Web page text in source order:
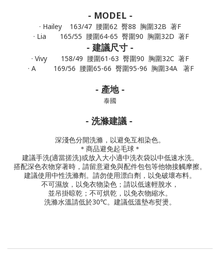
- MODEL -
· Hailey 163/47 腰圍62 臀88 胸圍32B 著F
· Lia 165/55 腰圍64-65 臀圍90 胸圍32D 著F
- 建議尺寸 -
· Vivy 158/49 腰圍61-63 臀圍90 胸圍32C 著F
· A 169/56 腰圍65-66 臀圍95-96 胸圍34A 著F
- 產地 -
泰國
- 洗滌建議 -
深淺色分開洗滌，以避免互相染色。
＊商品避免起毛球＊
建議手洗(適當搓洗)或放入大小適中洗衣袋以中低速水洗。
搭配深色衣物穿著時，請留意避免與配件包包等他物接觸摩擦。
建議使用中性洗滌劑。 請勿使用漂白劑，以免破壞布料。
不可濕放，以免衣物染色；請以低速輕脫水，
並吊掛晾乾；不可烘乾，以免衣物縮水。
洗滌水溫請低於30℃。 建議低溫墊布熨燙。